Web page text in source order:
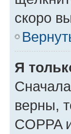
скоро
Я
верны,
COPPA